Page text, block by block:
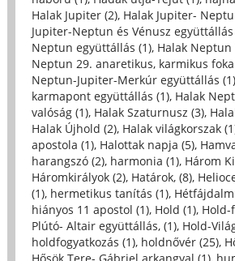
Halak Jupiter (2), Halak Jupiter-
Jupiter-Neptun és Vénusz együttállás
Neptun együttállás (1), Halak Neptun
Neptun 29. anaretikus, karmikus foka
Neptun-Jupiter-Merkúr együttállás (1)
karmapont együttállás (1), Halak
valóság (1), Halak Szaturnusz (3),
Halak Újhold (2), Halak világkorszak
apostola (1), Halottak napja (5),
harangszó (2), harmonia (1), Három
Háromkirályok (2), Határok, (8),
(1), hermetikus tanítás (1),
hiányos 11 apostol (1), Hold (1), Hold-
Plútó- Altair együttállás, (1), Hold-
holdfogyatkozás (1), holdnővér (25),